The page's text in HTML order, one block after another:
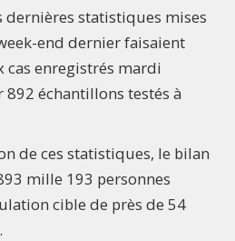
dernières statistiques mises
end dernier faisaient
cas enregistrés mardi
892 échantillons testés à
de ces statistiques, le bilan
mille 193 personnes
cible de près de 54